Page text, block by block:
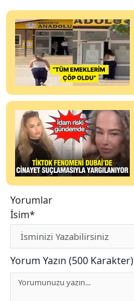
Yorumlar
İsim*
Yorum Yazın (500 Karakter)